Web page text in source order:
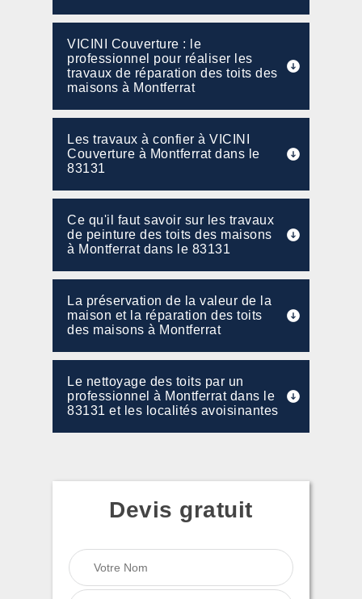
VICINI Couverture : le
professionnel pour réaliser les
travaux de réparation des toits des
maisons à Montferrat
Les travaux à confier à VICINI
Couverture à Montferrat dans le
83131
Ce qu'il faut savoir sur les travaux
de peinture des toits des maisons
à Montferrat dans le 83131
La préservation de la valeur de la
maison et la réparation des toits
des maisons à Montferrat
Le nettoyage des toits par un
professionnel à Montferrat dans le
83131 et les localités avoisinantes
Devis gratuit